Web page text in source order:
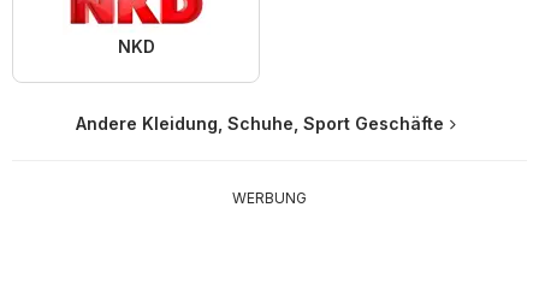
NKD
Andere Kleidung, Schuhe, Sport Geschäfte
WERBUNG